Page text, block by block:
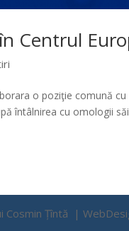
Centrul
o poziţie comună
întâlnirea cu omologii
Țîntă |